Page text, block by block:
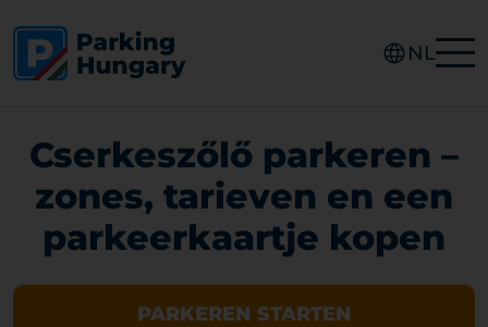
NL
Cserkeszőlő parkeren –
zones, tarieven en een
parkeerkaartje kopen
PARKEREN STARTEN